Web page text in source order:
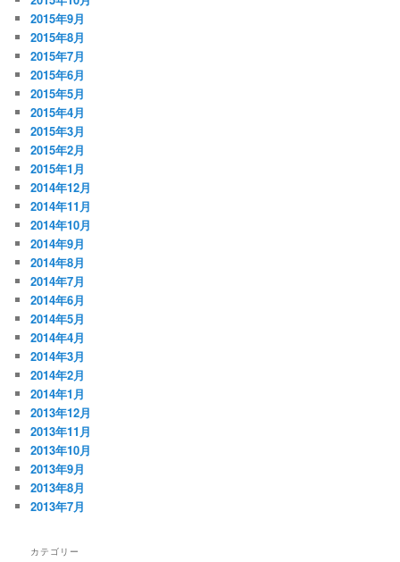
2015年9月
2015年8月
2015年7月
2015年6月
2015年5月
2015年4月
2015年3月
2015年2月
2015年1月
2014年12月
2014年11月
2014年10月
2014年9月
2014年8月
2014年7月
2014年6月
2014年5月
2014年4月
2014年3月
2014年2月
2014年1月
2013年12月
2013年11月
2013年10月
2013年9月
2013年8月
2013年7月
カテゴリー